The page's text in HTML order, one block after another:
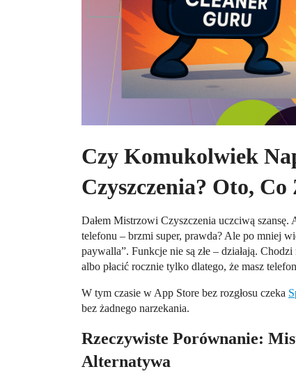
Czy Komukolwiek
Czyszczenia? Oto, Co
Dałem Mistrzowi Czyszczenia uczciwą szansę.
telefonu – brzmi super, prawda? Ale po mniej
paywalla”. Funkcje nie są złe – działają.
albo płacić rocznie tylko dlatego, że masz
W tym czasie w App Store bez rozgłosu czeka
bez żadnego narzekania.
Rzeczywiste Porównanie:
Alternatywa